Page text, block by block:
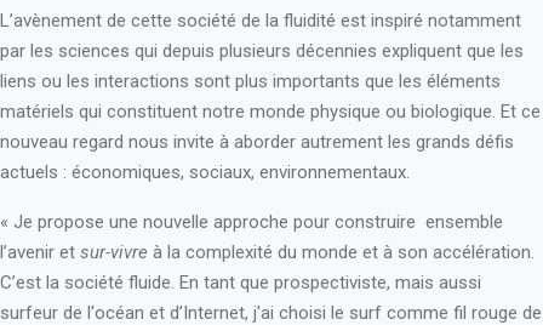
L’avènement de cette société de la fluidité est inspiré notamment
par les sciences qui depuis plusieurs décennies expliquent que les
liens ou les interactions sont plus importants que les éléments
matériels qui constituent notre monde physique ou biologique. Et ce
nouveau regard nous invite à aborder autrement les grands défis
actuels : économiques, sociaux, environnementaux.
« Je propose une nouvelle approche pour construire ensemble
l’avenir et sur-vivre à la complexité du monde et à son accélération.
C’est la société fluide. En tant que prospectiviste, mais aussi
surfeur de l'océan et d’Internet, j'ai choisi le surf comme fil rouge de